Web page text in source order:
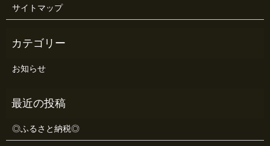
サイトマップ
お知らせ
◎ふるさと納税◎